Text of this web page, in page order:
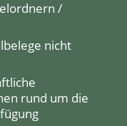
/
nicht
rund um die